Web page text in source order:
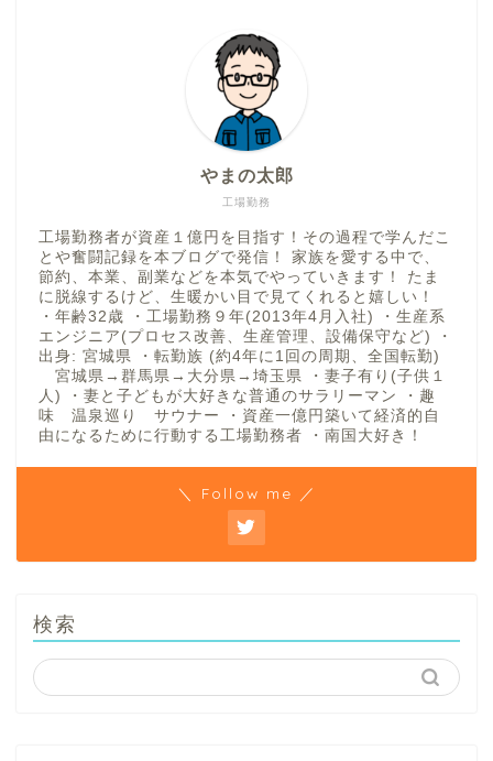
工場勤務
やまの太郎
工場勤務者が資産１億円を目指す！その過程で学んだこ
とや奮闘記録を本ブログで発信！ 家族を愛する中で、
節約、本業、副業などを本気でやっていきます！ たま
に脱線するけど、生暖かい目で見てくれると嬉しい！
・年齢32歳 ・工場勤務９年(2013年4月入社) ・生産系
エンジニア(プロセス改善、生産管理、設備保守など) ・
出身: 宮城県 ・転勤族 (約4年に1回の周期、全国転勤)
宮城県→群馬県→大分県→埼玉県 ・妻子有り(子供１
人) ・妻と子どもが大好きな普通のサラリーマン ・趣
味 温泉巡り サウナー ・資産一億円築いて経済的自
由になるために行動する工場勤務者 ・南国大好き！
＼ Follow me ／
検索